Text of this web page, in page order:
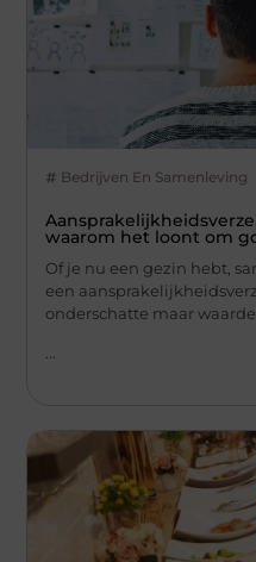
Bedrijven En Samenleving
waarom het loont om
Of je nu een gezin hebt,
een
onderschatte maar